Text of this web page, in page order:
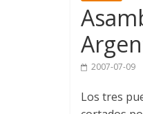
2007-07-09
Los tres